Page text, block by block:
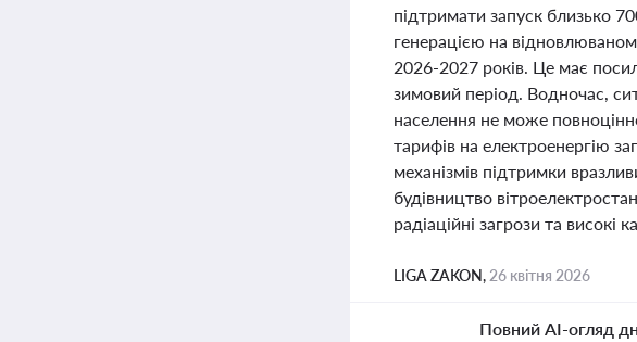
підтримати запуск близько
генерацією на
2026-2027 років. Це має
зимовий період. Водночас,
населення не може
тарифів на електроенергію
механізмів підтримки
будівництво
радіаційні загрози та
LIGA ZAKON, 26 квітня 2026
Повний AI-огляд